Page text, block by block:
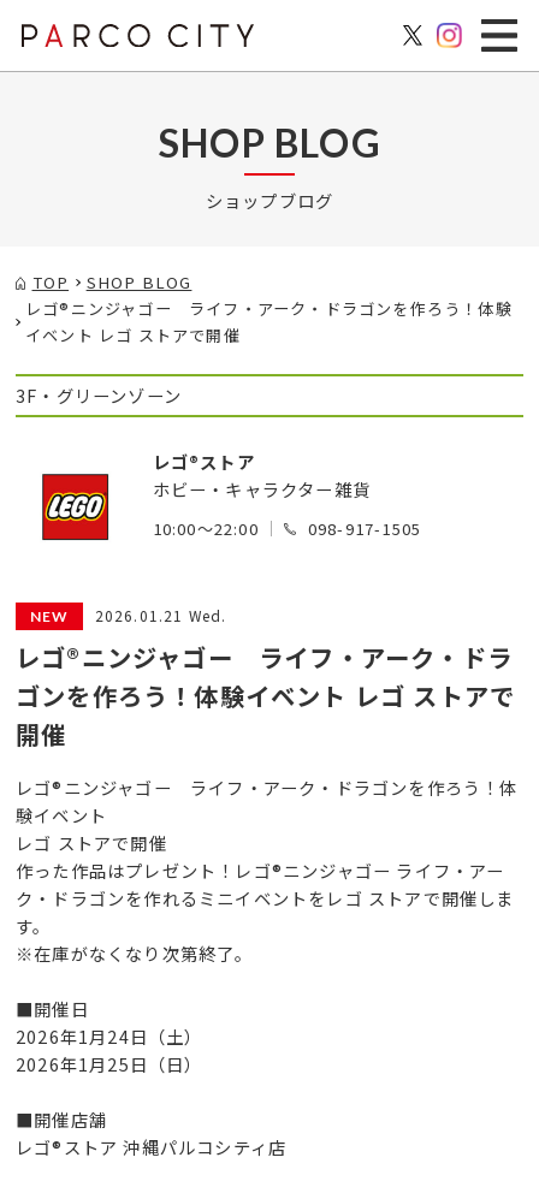
SHOP BLOG
ショップブログ
TOP
SHOP BLOG
レゴ®ニンジャゴー ライフ・アーク・ドラゴンを作ろう！体験
イベント レゴ ストアで開催
3F・グリーンゾーン
レゴ®ストア
ホビー・キャラクター雑貨
10:00～22:00 098-917-1505
2026.01.21 Wed.
レゴ®ニンジャゴー ライフ・アーク・ドラ
ゴンを作ろう！体験イベント レゴ ストアで
開催
レゴ®ニンジャゴー ライフ・アーク・ドラゴンを作ろう！体
験イベント
レゴ ストアで開催
作った作品はプレゼント！レゴ®ニンジャゴー ライフ・アー
ク・ドラゴンを作れるミニイベントをレゴ ストアで開催しま
す。
※在庫がなくなり次第終了。
■開催日
2026年1月24日（土）
2026年1月25日（日）
■開催店舗
レゴ®ストア 沖縄パルコシティ店